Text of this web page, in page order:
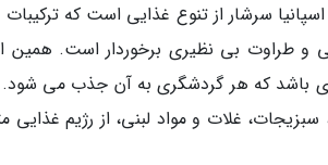
سرشار از تنوع غذایی است که
و طراوت بی نظیری برخوردار است. همین
باشد که هر گردشگری به آن جذب می
سبزیجات، غلات و مواد لبنی، از رژیم